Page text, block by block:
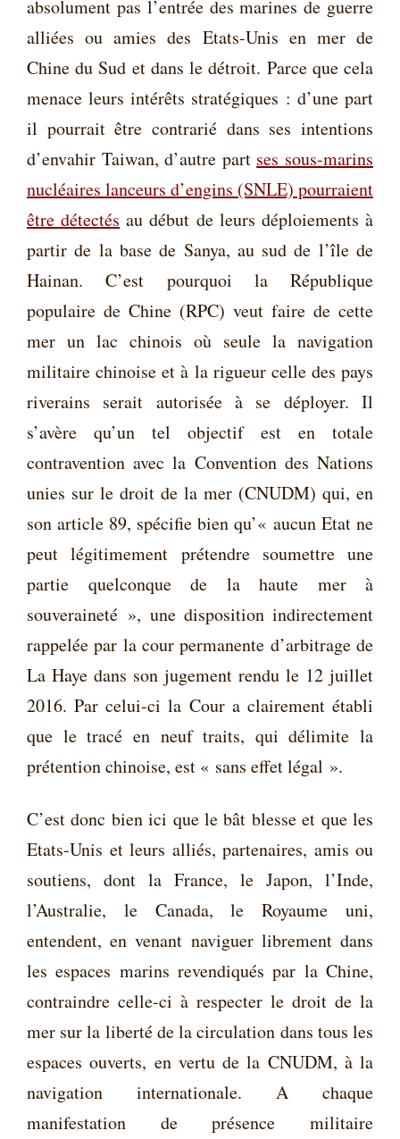
absolument pas l’entrée des marines de guerre
alliées ou amies des Etats-Unis en mer de
Chine du Sud et dans le détroit. Parce que cela
menace leurs intérêts stratégiques : d’une part
il pourrait être contrarié dans ses intentions
d’envahir Taiwan, d’autre part ses sous-marins
nucléaires lanceurs d’engins (SNLE) pourraient
être détectés au début de leurs déploiements à
partir de la base de Sanya, au sud de l’île de
Hainan. C’est pourquoi la République
populaire de Chine (RPC) veut faire de cette
mer un lac chinois où seule la navigation
militaire chinoise et à la rigueur celle des pays
riverains serait autorisée à se déployer. Il
s’avère qu’un tel objectif est en totale
contravention avec la Convention des Nations
unies sur le droit de la mer (CNUDM) qui, en
son article 89, spécifie bien qu’« aucun Etat ne
peut légitimement prétendre soumettre une
partie quelconque de la haute mer à
souveraineté », une disposition indirectement
rappelée par la cour permanente d’arbitrage de
La Haye dans son jugement rendu le 12 juillet
2016. Par celui-ci la Cour a clairement établi
que le tracé en neuf traits, qui délimite la
prétention chinoise, est « sans effet légal ».
C’est donc bien ici que le bât blesse et que les
Etats-Unis et leurs alliés, partenaires, amis ou
soutiens, dont la France, le Japon, l’Inde,
l’Australie, le Canada, le Royaume uni,
entendent, en venant naviguer librement dans
les espaces marins revendiqués par la Chine,
contraindre celle-ci à respecter le droit de la
mer sur la liberté de la circulation dans tous les
espaces ouverts, en vertu de la CNUDM, à la
navigation internationale. A chaque
manifestation de présence militaire